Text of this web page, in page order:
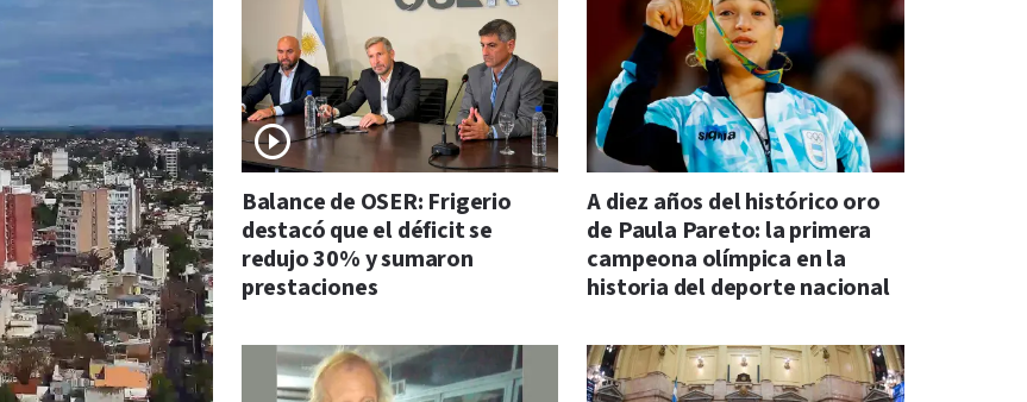
Balance de OSER: Frigerio
destacó que el déficit se
redujo 30% y sumaron
prestaciones
A diez años del histórico oro
de Paula Pareto: la primera
campeona olímpica en la
historia del deporte nacional